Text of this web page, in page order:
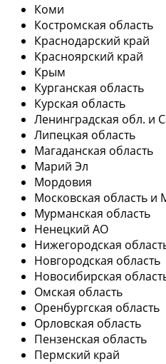
Коми
Костромская область
Краснодарский край
Красноярский край
Крым
Курганская область
Курская область
Ленинградская обл. и
Липецкая область
Магаданская область
Марий Эл
Мордовия
Московская область и
Мурманская область
Ненецкий АО
Нижегородская
Новгородская область
Новосибирская
Омская область
Оренбургская область
Орловская область
Пензенская область
Пермский край